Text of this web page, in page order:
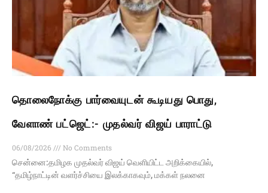
தொலைநோக்கு பார்வையுடன் கூடியது பொது,
வேளாண் பட்ஜெட்:- முதல்வர் விஜய் பாராட்டு
06/08/2026
No Comments
சென்னை:தமிழக முதல்வர் விஜய் வெளியிட்ட அறிக்கையில்,
“தமிழ்நாட்டின் வளர்ச்சியை இலக்காகவும், மக்கள் நலனை